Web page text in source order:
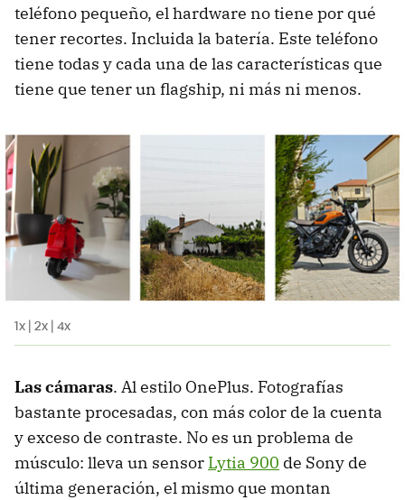
teléfono pequeño, el hardware no tiene por qué
tener recortes. Incluida la batería. Este teléfono
tiene todas y cada una de las características que
tiene que tener un flagship, ni más ni menos.
1x | 2x | 4x
Las cámaras. Al estilo OnePlus. Fotografías
bastante procesadas, con más color de la cuenta
y exceso de contraste. No es un problema de
músculo: lleva un sensor Lytia 900 de Sony de
última generación, el mismo que montan